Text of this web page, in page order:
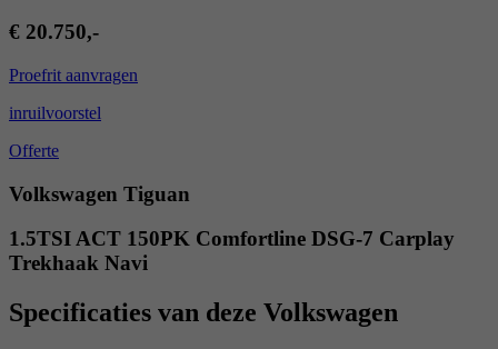
€ 20.750,-
Proefrit aanvragen
inruilvoorstel
Offerte
Volkswagen Tiguan
1.5TSI ACT 150PK Comfortline DSG-7 Carplay
Trekhaak Navi
Specificaties van deze Volkswagen